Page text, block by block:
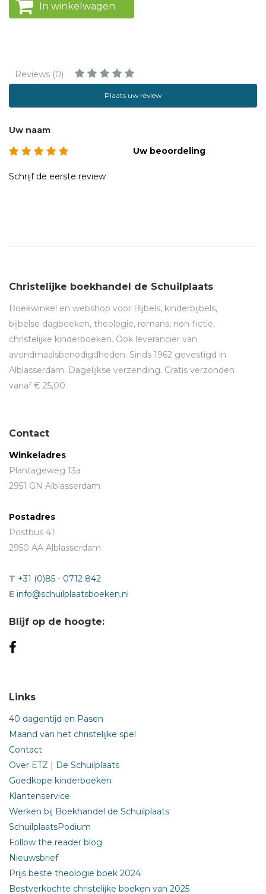
In winkelwagen
Reviews (0)
Plaats uw review
Uw naam
Uw beoordeling
Schrijf de eerste review
Christelijke boekhandel de Schuilplaats
Boekwinkel en webshop voor Bijbels, kinderbijbels,
bijbelse dagboeken, theologie, romans, non-fictie,
christelijke kinderboeken. Ook leverancier van
avondmaalsbenodigdheden. Sinds 1962 gevestigd in
Alblasserdam. Dagelijkse verzending. Gratis verzonden
vanaf € 25,00.
Contact
Winkeladres
Plantageweg 13a
2951 GN Alblasserdam
Postadres
Postbus 41
2950 AA Alblasserdam
T +31 (0)85 - 0712 842
E info@schuilplaatsboeken.nl
Blijf op de hoogte:
Links
40 dagentijd en Pasen
Maand van het christelijke spel
Contact
Over ETZ | De Schuilplaats
Goedkope kinderboeken
Klantenservice
Werken bij Boekhandel de Schuilplaats
SchuilplaatsPodium
Follow the reader blog
Nieuwsbrief
Prijs beste theologie boek 2024
Bestverkochte christelijke boeken van 2025